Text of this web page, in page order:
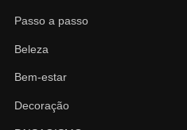
Passo a passo
Beleza
Bem-estar
Decoração